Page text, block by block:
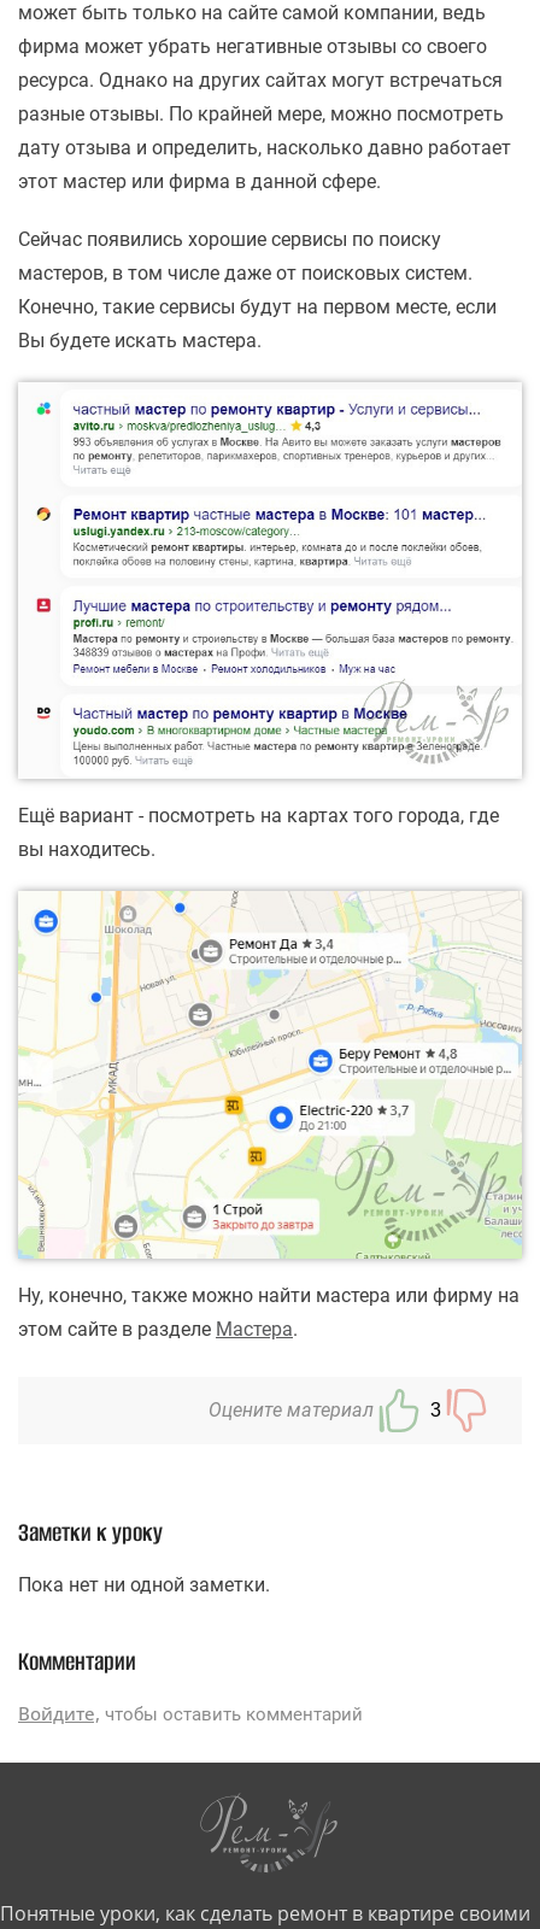
может быть только на сайте самой компании, ведь
фирма может убрать негативные отзывы со своего
ресурса. Однако на других сайтах могут встречаться
разные отзывы. По крайней мере, можно посмотреть
дату отзыва и определить, насколько давно работает
этот мастер или фирма в данной сфере.
Сейчас появились хорошие сервисы по поиску
мастеров, в том числе даже от поисковых систем.
Конечно, такие сервисы будут на первом месте, если
Вы будете искать мастера.
Ещё вариант - посмотреть на картах того города, где
вы находитесь.
Ну, конечно, также можно найти мастера или фирму на
этом сайте в разделе Мастера.
Оцените материал 3
Заметки к уроку
Пока нет ни одной заметки.
Комментарии
Войдите, чтобы оставить комментарий
Понятные уроки, как сделать ремонт в квартире своими